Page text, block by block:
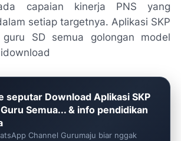
capaian kinerja PNS yang
setiap targetnya. Aplikasi SKP
SD semua golongan model
seputar Download Aplikasi SKP
Semua... & info pendidikan
Channel Gurumaju biar nggak